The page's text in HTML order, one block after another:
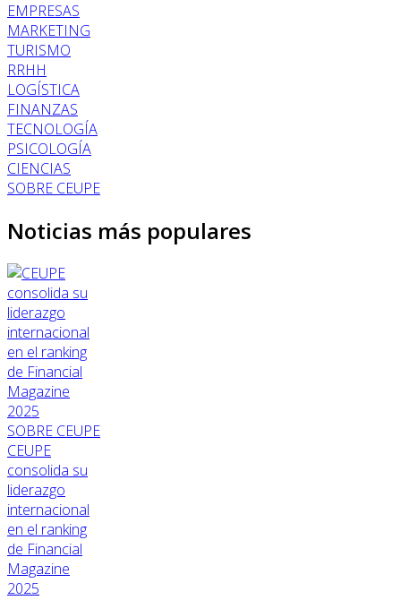
EMPRESAS
MARKETING
TURISMO
RRHH
LOGÍSTICA
FINANZAS
TECNOLOGÍA
PSICOLOGÍA
CIENCIAS
SOBRE CEUPE
Noticias más populares
SOBRE CEUPE
CEUPE
consolida su
liderazgo
internacional
en el ranking
de Financial
Magazine
2025